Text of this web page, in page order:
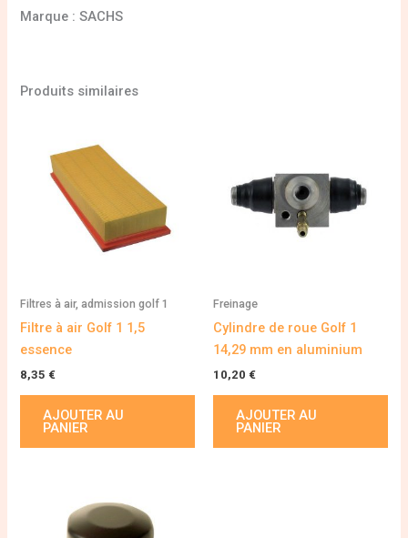
Marque : SACHS
Produits similaires
Filtres à air, admission golf 1
Filtre à air Golf 1 1,5
essence
8,35 €
AJOUTER AU
PANIER
Freinage
Cylindre de roue Golf 1
14,29 mm en aluminium
10,20 €
AJOUTER AU
PANIER